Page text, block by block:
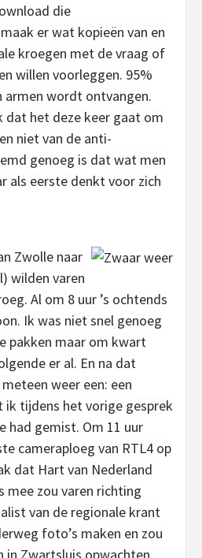
die
er wat kopieën van en
kroegen met de vraag of
willen voorleggen. 95%
armen wordt ontvangen.
dat het deze keer gaat om
niet van de anti-
genoeg is dat wat men
als eerste denkt voor zich
Zwolle naar
wilden varen
Al om 8 uur ’s ochtends
Ik was niet snel genoeg
pakken maar om kwart
er al. En na dat
weer een: een
tijdens het vorige gesprek
had gemist. Om 11 uur
cameraploeg van RTL4 op
dat Hart van Nederland
mee zou varen richting
van de regionale krant
foto’s maken en zou
in Zwartsluis opwachten.